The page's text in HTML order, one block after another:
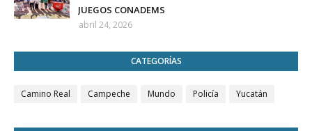
JUEGOS CONADEMS
abril 24, 2026
CATEGORÍAS
Camino Real Campeche Mundo Policía Yucatán